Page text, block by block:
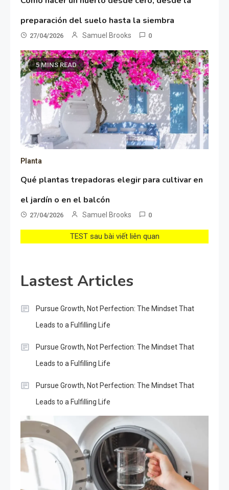
preparación del suelo hasta la siembra
27/04/2026 Samuel Brooks 0
5 MINS READ
Planta
Qué plantas trepadoras elegir para cultivar en
el jardín o en el balcón
27/04/2026 Samuel Brooks 0
TEST sau bài viết liên quan
Lastest Articles
Pursue Growth, Not Perfection: The Mindset That
Leads to a Fulfilling Life
Pursue Growth, Not Perfection: The Mindset That
Leads to a Fulfilling Life
Pursue Growth, Not Perfection: The Mindset That
Leads to a Fulfilling Life